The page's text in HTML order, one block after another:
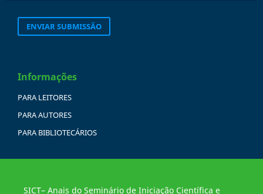
ENVIAR SUBMISSÃO
Informações
PARA LEITORES
PARA AUTORES
PARA BIBLIOTECÁRIOS
SICT– Anais do Seminário de Iniciação Científica e